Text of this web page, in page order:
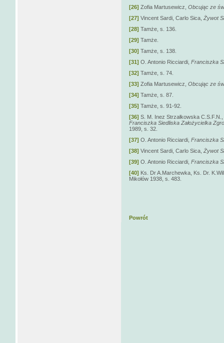
[26] Zofia Martusewicz, Obcując ze
[27] Vincent Sardi, Carlo Sica, Żywot
[28] Tamże, s. 136.
[29] Tamże.
[30] Tamże, s. 138.
[31] O. Antonio Ricciardi, Franciszka
[32] Tamże, s. 74.
[33] Zofia Martusewicz, Obcując ze
[34] Tamże, s. 87.
[35] Tamże, s. 91-92.
[36] S. M. Inez Strzałkowska C.S.F.N.,
Franciszka Siedliska Założycielka
1989, s. 32.
[37] O. Antonio Ricciardi, Franciszka
[38] Vincent Sardi, Carlo Sica, Żywot
[39] O. Antonio Ricciardi, Franciszka
[40] Ks. Dr A.Marchewka, Ks. Dr.
Mikołów 1938, s. 483.
Powrót